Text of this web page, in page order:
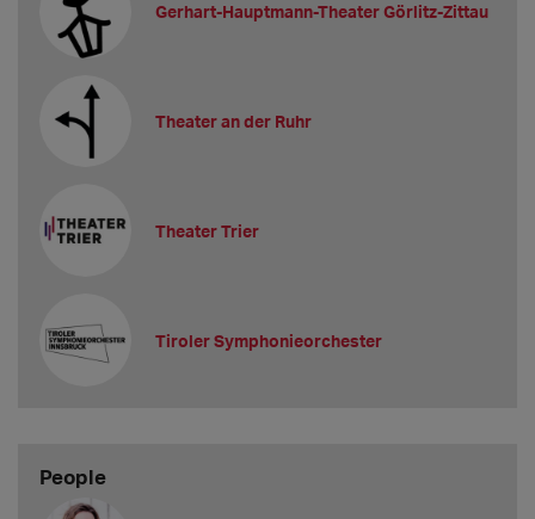
Gerhart-Hauptmann-Theater Görlitz-Zittau
Theater an der Ruhr
Theater Trier
Tiroler Symphonieorchester
People